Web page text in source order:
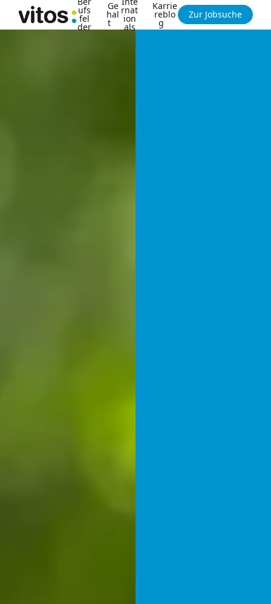
ufs
fel
der
Ge
hal
t
rnat
ion
als
Karrie
reblo
g
Zur Jobsuche